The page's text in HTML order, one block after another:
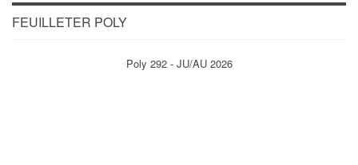
FEUILLETER POLY
Poly 292 - JU/AU 2026